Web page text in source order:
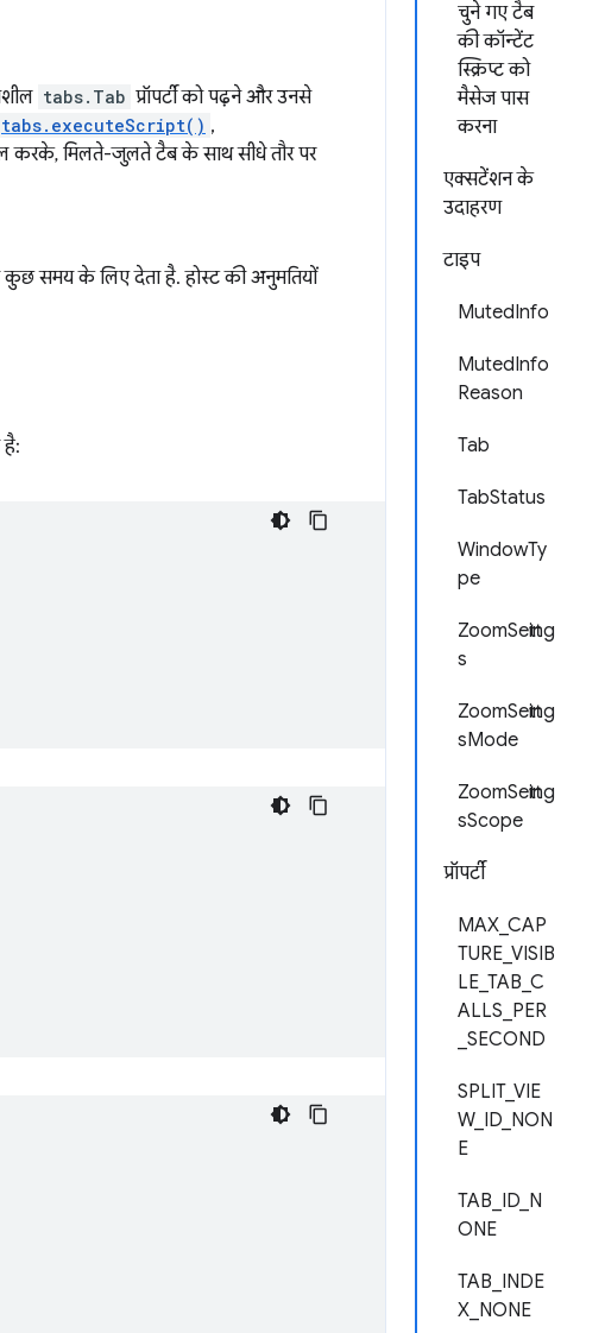
चुने गए टैब
की कॉन्टेंट
स्क्रिप्ट को
मैसेज पास
करना
एक्सटेंशन के
उदाहरण
टाइप
MutedInfo
MutedInfo
Reason
Tab
TabStatus
WindowTy
pe
ZoomSetting
s
ZoomSetting
sMode
ZoomSetting
sScope
प्रॉपर्टी
MAX_CAP
TURE_VISIB
LE_TAB_C
ALLS_PER
_SECOND
SPLIT_VIE
W_ID_NON
E
TAB_ID_N
ONE
TAB_INDE
X_NONE
tabs.Tab प्रॉपर्टी को पढ़ने और उनसे
tabs.executeScript() ,
करके, मिलते-जुलते टैब के साथ सीधे तौर पर
कुछ समय के लिए देता है. होस्ट की अनुमतियों
है: